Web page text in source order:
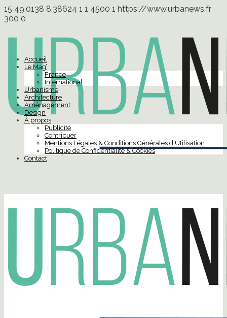
15 49.0138 8.38624 1 1 4500 1 https://www.urbanews.fr
300 0
Accueil
Le Mag’
France
International
Urbanisme
Architecture
Aménagement
Design
À propos
Publicité
Contribuer
Mentions Légales & Conditions Générales d’Utilisation
Politique de Confidentialité & Cookies
Contact